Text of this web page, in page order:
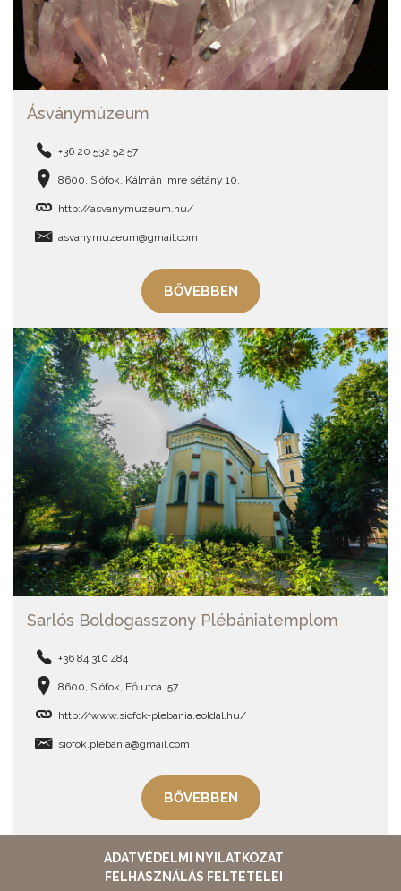
Ásványmúzeum
+36 20 532 52 57
8600, Siófok, Kálmán Imre sétány 10.
http://asvanymuzeum.hu/
asvanymuzeum@gmail.com
BŐVEBBEN
Sarlós Boldogasszony Plébániatemplom
+36 84 310 484
8600, Siófok, Fő utca. 57.
http://www.siofok-plebania.eoldal.hu/
siofok.plebania@gmail.com
BŐVEBBEN
ADATVÉDELMI NYILATKOZAT
FELHASZNÁLÁS FELTÉTELEI